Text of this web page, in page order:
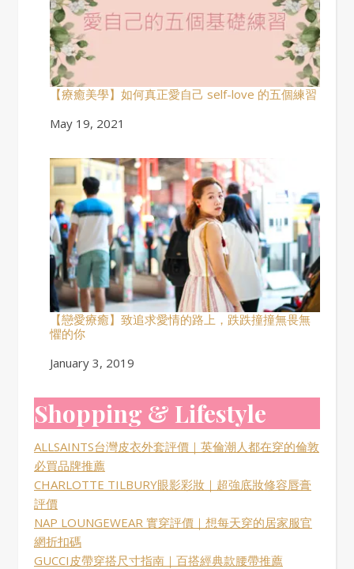
【療癒美學】如何真正愛自己 self-love 的五個練習
Date
May 19, 2021
【戀愛療癒】致追求愛情的路上，跌跌撞撞無畏無
懼的你
Date
January 3, 2019
Shopping & Lifestyle
ALLSAINTS台灣皮衣外套評價｜英倫潮人都在穿的倫敦
必買品牌推薦
CHARLOTTE TILBURY眼影彩妝｜超強底妝修容唇膏
評價
NAP LOUNGEWEAR 實穿評價｜想每天穿的居家服官
網折扣碼
GUCCI皮帶穿搭尺寸指南｜百搭經典款腰帶推薦